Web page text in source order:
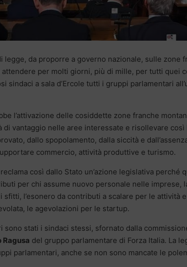
legge, da proporre a governo nazionale, sulle zone
per molti giorni, più di mille, per tutti quei
sindaci a sala d’Ercole tutti i gruppi parlamentari
l’attivazione delle cosiddette zone franche
vantaggio nelle aree interessate e risollevare così
dallo spopolamento, dalla siccità e
commercio, attività produttive e turismo.
così dallo Stato un’azione legislativa perché
per chi assume nuovo personale nelle imprese,
sfitti, l’esonero da contributi a scalare per le attività
le agevolazioni per le startup.
sono stati i sindaci stessi, sfornato dalla
Ragusa del gruppo parlamentare di Forza Italia. La
parlamentari, anche se non sono mancate le